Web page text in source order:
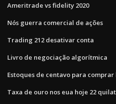
Ameritrade vs fidelity 2020
Nós guerra comercial de ações
Trading 212 desativar conta
Livro de negociação algorítmica
Estoques de centavo para
Taxa de ouro nos eua hoje 22